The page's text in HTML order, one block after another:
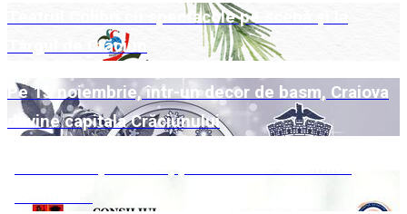
Teatrul Colibri cu spectacole pe scenă și la
Târgul de Crăciun
Pe 15 noiembrie, într-un decor de basm, Craiova
devine capitala Crăciunului